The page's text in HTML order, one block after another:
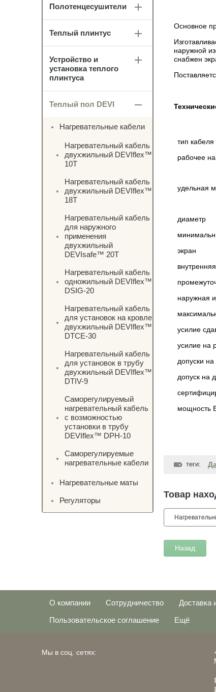
Основное
наружной
снабжен
тип кабеля
рабочее
удельная
диаметр
экран
наружная
усилие
усилие на
допуски
допуск на
мощность
теги:
Товар
Назад
Полотенцесушители
Теплый плинтус
Устройство и
установка теплого
плинтуса
Теплый пол DEVI
Нагревательные кабели
Нагревательный кабель
двухжильный DEVIflex™
10T
Нагревательный кабель
двухжильный DEVIflex™
18T
Нагревательный кабель
для наружного
применения
двухжильный
DEVIsafe™ 20T
Нагревательный кабель
одножильный DEVIflex™
DSIG-20
Нагревательный кабель
для установок на кровле
двухжильный DEVIflex™
DTCE-30
Нагревательный кабель
для установок в трубу
двухжильный DEVIflex™
DTIV-9
Саморегулируемый
нагревательный кабель
с возможностью
установки в трубу
DEVIflex™ DPH-10
Саморегулируемые
нагревательные кабели
Нагревательные маты
Регуляторы
О компании Сотрудничество Доставка
Пользовательское соглашение
Ещё
Мы в соц. сетях: